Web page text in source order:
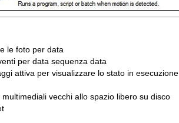
le foto per data
per data sequenza data
attiva per visualizzare lo stato in esecuzione
vecchi allo spazio libero su disco